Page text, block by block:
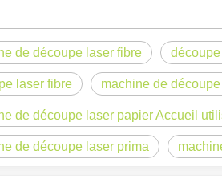
de découpe laser fibre
laser fibre machine de
de découpe laser papier Accueil
de découpe laser prima